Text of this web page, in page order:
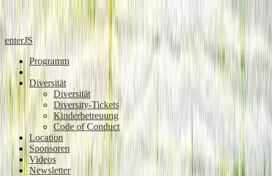
enterJS
Programm
Diversität
Diversität
Diversity-Tickets
Kinderbetreuung
Code of Conduct
Location
Sponsoren
Videos
Newsletter